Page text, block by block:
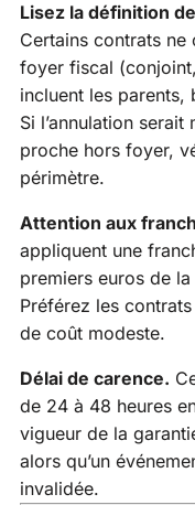
Lisez la définition
Certains contrats
foyer fiscal
incluent les
Si l’annulation
proche hors foyer,
périmètre.
Attention aux
appliquent une
premiers euros de
Préférez les
de coût modeste.
Délai de carence.
de 24 à 48 heures
vigueur de la
alors qu’un
invalidée.